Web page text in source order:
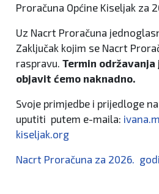
Proračuna Općine Kiseljak za
Uz Nacrt Proračuna
Zaključak kojim se Nacrt
raspravu. Termin
objavit ćemo naknadno.
Svoje primjedbe i prijedloge
uputiti putem e-maila:
kiseljak.org
Nacrt Proračuna za 2026.